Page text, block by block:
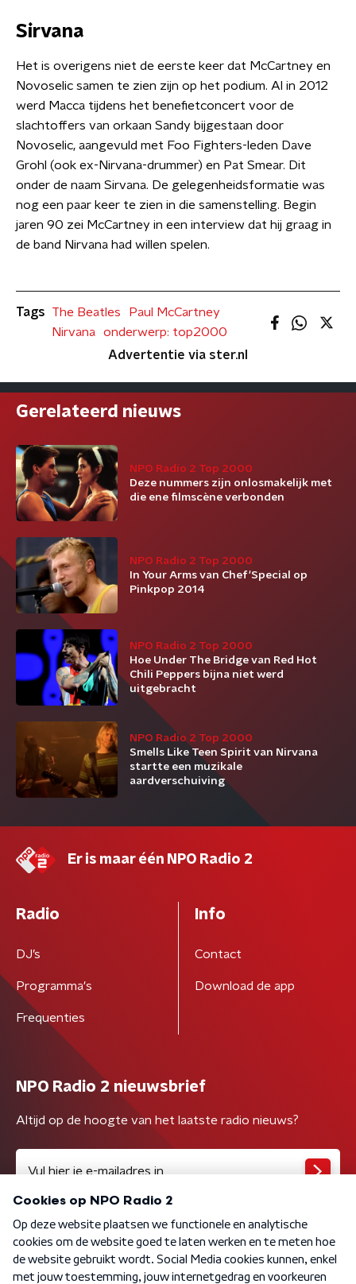
Sirvana
Het is overigens niet de eerste keer dat McCartney en
Novoselic samen te zien zijn op het podium. Al in 2012
werd Macca tijdens het benefietconcert voor de
slachtoffers van orkaan Sandy bijgestaan door
Novoselic, aangevuld met Foo Fighters-leden Dave
Grohl (ook ex-Nirvana-drummer) en Pat Smear. Dit
onder de naam Sirvana. De gelegenheidsformatie was
nog een paar keer te zien in die samenstelling. Begin
jaren 90 zei McCartney in een interview dat hij graag in
de band Nirvana had willen spelen.
Tags The Beatles
Paul McCartney
Nirvana
onderwerp: top2000
Advertentie via ster.nl
Gerelateerd nieuws
NPO Radio 2 Top 2000
Deze nummers zijn onlosmakelijk met
die ene filmscène verbonden
NPO Radio 2 Top 2000
In Your Arms van Chef'Special op
Pinkpop 2014
NPO Radio 2 Top 2000
Hoe Under The Bridge van Red Hot
Chili Peppers bijna niet werd
uitgebracht
NPO Radio 2 Top 2000
Smells Like Teen Spirit van Nirvana
startte een muzikale
aardverschuiving
Er is maar één NPO Radio 2
Radio
DJ’s
Programma's
Frequenties
Info
Contact
Download de app
NPO Radio 2 nieuwsbrief
Altijd op de hoogte van het laatste radio nieuws?
Algemene voorwaarden